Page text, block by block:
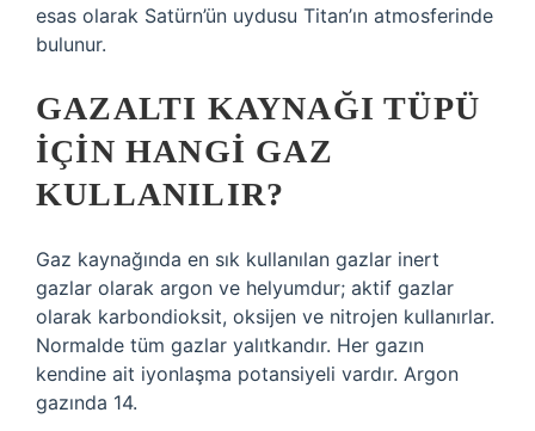
esas olarak Satürn’ün uydusu Titan’ın atmosferinde
bulunur.
GAZALTI KAYNAĞI TÜPÜ
IÇIN HANGI GAZ
KULLANILIR?
Gaz kaynağında en sık kullanılan gazlar inert
gazlar olarak argon ve helyumdur; aktif gazlar
olarak karbondioksit, oksijen ve nitrojen kullanırlar.
Normalde tüm gazlar yalıtkandır. Her gazın
kendine ait iyonlaşma potansiyeli vardır. Argon
gazında 14.